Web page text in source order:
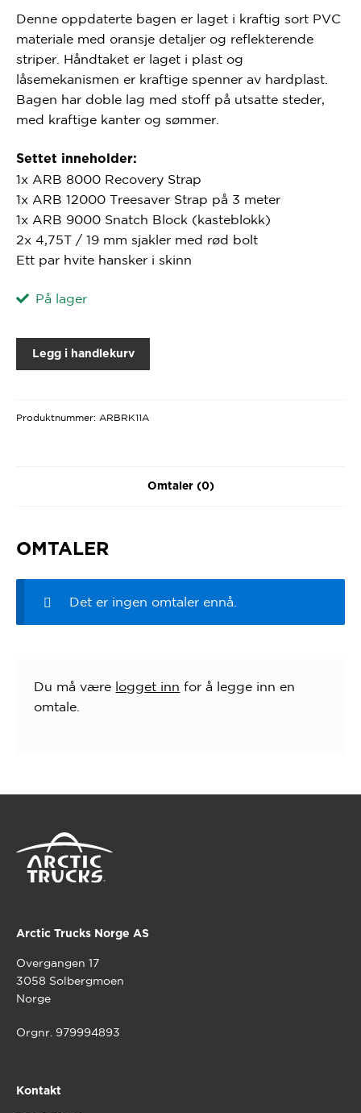
Denne oppdaterte bagen er laget i kraftig sort PVC
materiale med oransje detaljer og reflekterende
striper. Håndtaket er laget i plast og
låsemekanismen er kraftige spenner av hardplast.
Bagen har doble lag med stoff på utsatte steder,
med kraftige kanter og sømmer.
Settet inneholder:
1x ARB 8000 Recovery Strap
1x ARB 12000 Treesaver Strap på 3 meter
1x ARB 9000 Snatch Block (kasteblokk)
2x 4,75T / 19 mm sjakler med rød bolt
Ett par hvite hansker i skinn
På lager
Legg i handlekurv
Produktnummer: ARBRK11A
Omtaler (0)
OMTALER
Det er ingen omtaler ennå.
Du må være logget inn for å legge inn en
omtale.
Arctic Trucks Norge AS
Overgangen 17
3058 Solbergmoen
Norge
Orgnr. 979994893
Kontakt